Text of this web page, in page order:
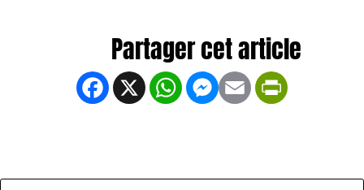
Facebook
X WhatsApp
Messenger
Email